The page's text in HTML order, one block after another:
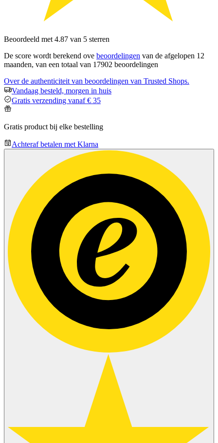
Beoordeeld met 4.87 van 5 sterren
De score wordt berekend ove beoordelingen van de afgelopen 12
maanden, van een totaal van 17902 beoordelingen
Over de authenticiteit van beoordelingen van Trusted Shops.
Vandaag besteld, morgen in huis
Gratis verzending vanaf € 35
Gratis product bij elke bestelling
Achteraf betalen met Klarna